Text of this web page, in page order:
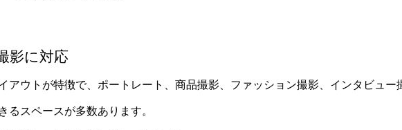
影に対応
アウトが特徴で、ポートレート、商品撮影、ファッション撮影、インタビュー
るスペースが多数あります。